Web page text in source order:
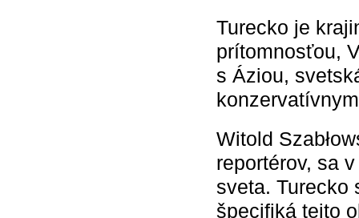
Turecko je
prítomnosťou,
s Áziou,
Witold
reportérov, sa
sveta. Turecko
špecifiká tejto